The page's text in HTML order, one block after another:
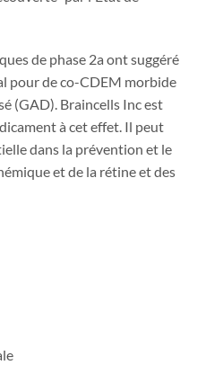
de phase 2a ont suggéré
pour de co-CDEM morbide
(GAD). Braincells Inc est
à cet effet. Il peut
dans la prévention et le
et de la rétine et des